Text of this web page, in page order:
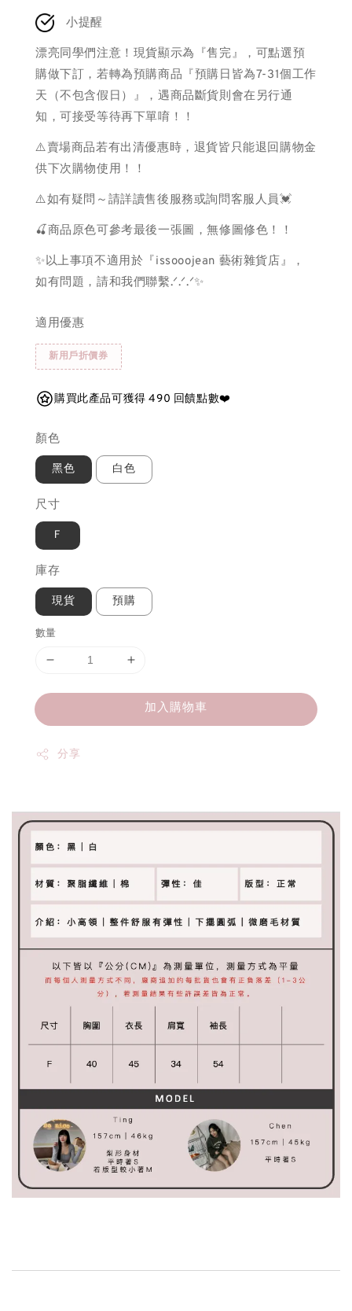
price
小提醒
漂亮同學們注意！現貨顯示為『售完』，可點選預
購做下訂，若轉為預購商品『預購日皆為7-31個工作
天（不包含假日）』，遇商品斷貨則會在另行通
知，可接受等待再下單唷！！
⚠️賣場商品若有出清優惠時，退貨皆只能退回購物金
供下次購物使用！！
⚠️如有疑問～請詳讀售後服務或詢問客服人員💓
🍒商品原色可參考最後一張圖，無修圖修色！！
✨以上事項不適用於『issooojean 藝術雜貨店』，
如有問題，請和我們聯繫.ᐟ.ᐟ.ᐟ✨
適用優惠
新用戶折價券
購買此產品可獲得 490 回饋點數❤️
顏色
黑色 白色
尺寸
Ｆ
庫存
現貨 預購
數量
加入購物車
分享